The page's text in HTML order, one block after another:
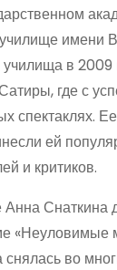
имени
в 2009
где с
спектаклях.
ей
и критиков.
Снаткина
«Неуловимые
во